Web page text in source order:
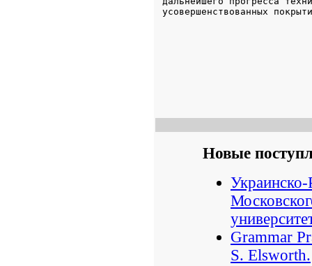
Новые
Grammar
S. Elsworth.